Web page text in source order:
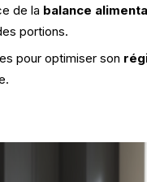
de la balance
portions.
pour optimiser son